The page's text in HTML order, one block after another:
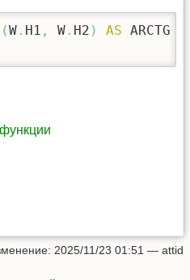
(W. H1 , W. H2 ) AS
2025/11/23 01:51 — attid